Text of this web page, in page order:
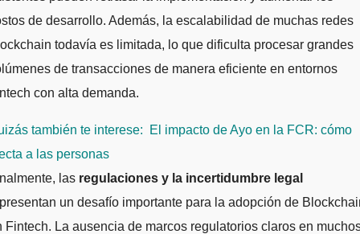
de desarrollo. Además, la escalabilidad de muchas redes
todavía es limitada, lo que dificulta procesar grandes
de transacciones de manera eficiente en entornos
con alta demanda.
también te interese:
El impacto de Ayo en la FCR: cómo
a las personas
las regulaciones y la incertidumbre legal
un desafío importante para la adopción de
Fintech. La ausencia de marcos regulatorios claros en